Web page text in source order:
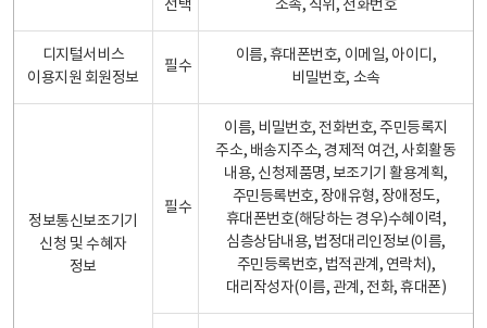
선택 소속, 직위, 전화번호
디지털서비스
이용지원 회원정보
필수
이름, 휴대폰번호, 이메일, 아이디,
비밀번호, 소속
정보통신보조기기
신청 및 수혜자
정보
필수
이름, 비밀번호, 전화번호, 주민등록지
주소, 배송지주소, 경제적 여건, 사회활동
내용, 신청제품명, 보조기기 활용계획,
주민등록번호, 장애유형, 장애정도,
휴대폰번호(해당하는 경우)수혜이력,
심층상담내용, 법정대리인정보(이름,
주민등록번호, 법적관계, 연락처),
대리작성자(이름, 관계, 전화, 휴대폰)